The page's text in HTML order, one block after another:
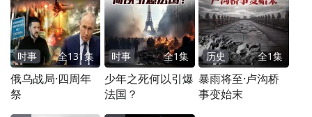
时事 全131集
俄乌战局·四周年
祭
时事 全1集
少年之死何以引爆
法国？
历史 全1集
暴雨将至·卢沟桥
事变始末